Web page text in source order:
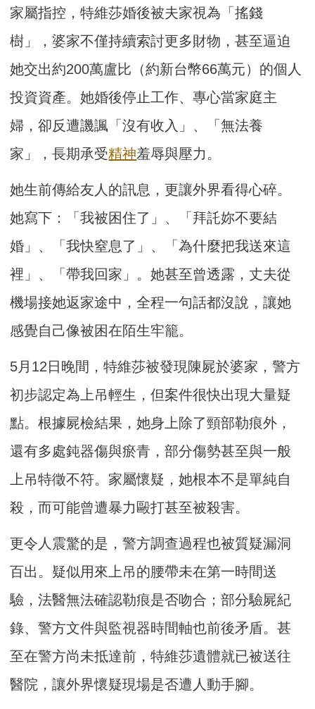
家屬指控，特維莎婚後被夫家視為「搖錢
樹」，婆家不僅持續索討更多財物，甚至逼迫
她交出約200萬盧比（約新台幣66萬元）的個人
投資資產。她婚後停止工作、專心當家庭主
婦，卻反遭譏諷「沒有收入」、「無法養
家」，長期承受精神羞辱與壓力。
她生前傳給友人的訊息，更讓外界看得心碎。
她寫下：「我被困住了」、「拜託妳不要結
婚」、「我快窒息了」、「為什麼把我送來這
裡」、「帶我回家」。她甚至曾透露，丈夫從
機場接她返家途中，全程一句話都沒說，讓她
感覺自己像被困在陌生牢籠。
5月12日晚間，特維莎被發現陳屍於婆家，警方
初步認定為上吊輕生，但案件很快出現大量疑
點。根據屍檢結果，她身上除了頸部勒痕外，
還有多處鈍器傷與瘀青，部分傷勢甚至與一般
上吊特徵不符。家屬懷疑，她根本不是單純自
殺，而可能曾遭暴力毆打甚至被殺害。
更令人震驚的是，警方調查過程也被質疑漏洞
百出。疑似用來上吊的腰帶未在第一時間送
驗，法醫無法確認勒痕是否吻合；部分驗屍紀
錄、警方文件與監視器時間軸也前後矛盾。甚
至在警方尚未抵達前，特維莎遺體就已被送往
醫院，讓外界懷疑現場是否遭人動手腳。